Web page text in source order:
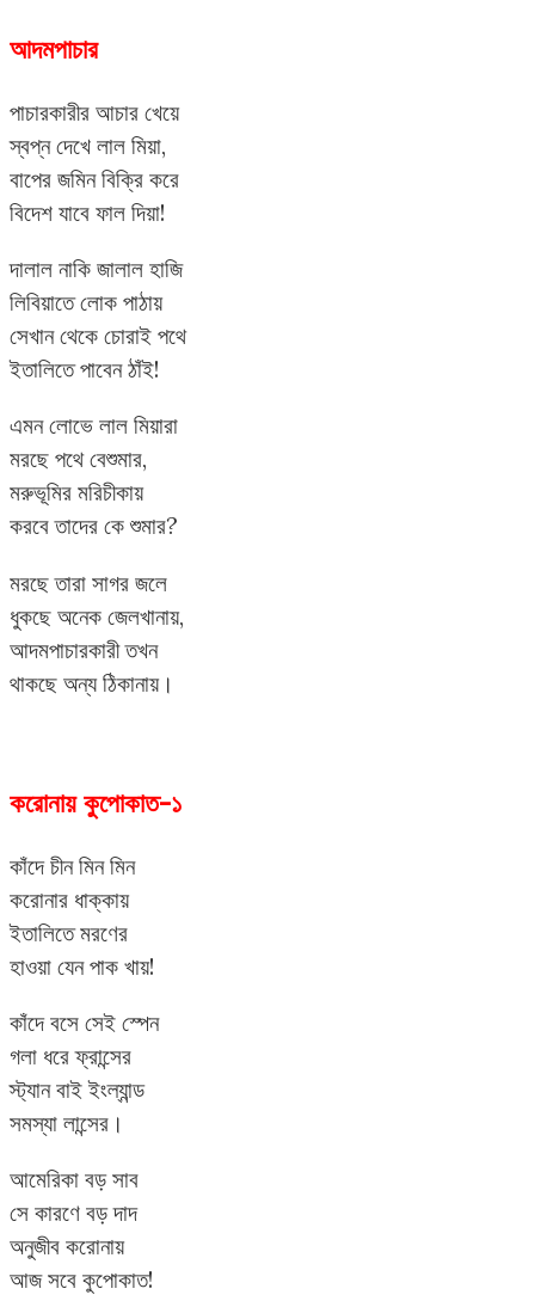
আদমপাচার
পাচারকারীর আচার খেয়ে
স্বপ্ন দেখে লাল মিয়া,
বাপের জমিন বিক্রি করে
বিদেশ যাবে ফাল দিয়া!
দালাল নাকি জালাল হাজি
লিবিয়াতে লোক পাঠায়
সেখান থেকে চোরাই পথে
ইতালিতে পাবেন ঠাঁই!
এমন লোভে লাল মিয়ারা
মরছে পথে বেশুমার,
মরুভূমির মরিচীকায়
করবে তাদের কে শুমার?
মরছে তারা সাগর জলে
ধুকছে অনেক জেলখানায়,
আদমপাচারকারী তখন
থাকছে অন্য ঠিকানায়।
করোনায় কুপোকাত-১
কাঁদে চীন মিন মিন
করোনার ধাক্কায়
ইতালিতে মরণের
হাওয়া যেন পাক খায়!
কাঁদে বসে সেই স্পেন
গলা ধরে ফ্রান্সের
স্ট্যান বাই ইংল্যান্ড
সমস্যা লান্সের।
আমেরিকা বড় সাব
সে কারণে বড় দাদ
অনুজীব করোনায়
আজ সবে কুপোকাত!